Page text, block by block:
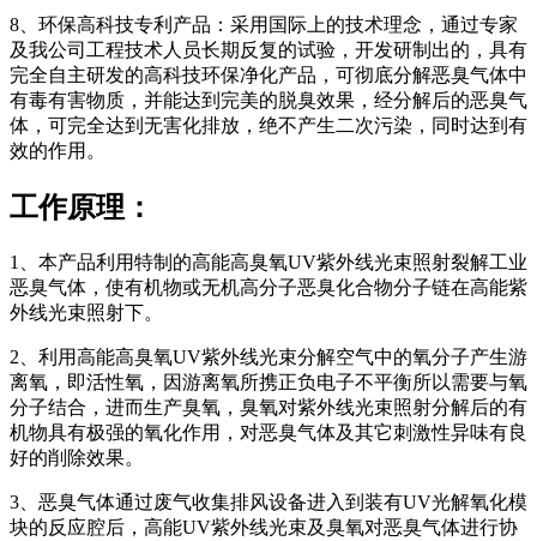
8、环保高科技专利产品：采用国际上的技术理念，通过专家
及我公司工程技术人员长期反复的试验，开发研制出的，具有
完全自主研发的高科技环保净化产品，可彻底分解恶臭气体中
有毒有害物质，并能达到完美的脱臭效果，经分解后的恶臭气
体，可完全达到无害化排放，绝不产生二次污染，同时达到有
效的作用。
工作原理：
1、本产品利用特制的高能高臭氧UV紫外线光束照射裂解工业
恶臭气体，使有机物或无机高分子恶臭化合物分子链在高能紫
外线光束照射下。
2、利用高能高臭氧UV紫外线光束分解空气中的氧分子产生游
离氧，即活性氧，因游离氧所携正负电子不平衡所以需要与氧
分子结合，进而生产臭氧，臭氧对紫外线光束照射分解后的有
机物具有极强的氧化作用，对恶臭气体及其它刺激性异味有良
好的削除效果。
3、恶臭气体通过废气收集排风设备进入到装有UV光解氧化模
块的反应腔后，高能UV紫外线光束及臭氧对恶臭气体进行协